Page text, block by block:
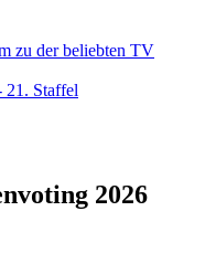
zu der beliebten TV
21. Staffel
2026